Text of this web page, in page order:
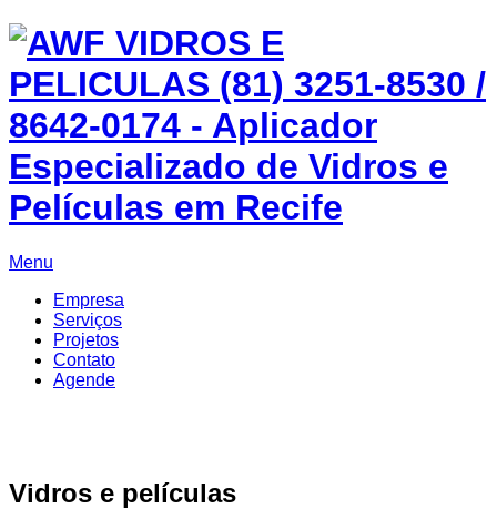
Skip
content
Menu
Empresa
Serviços
Projetos
Contato
Agende
Vidros e películas